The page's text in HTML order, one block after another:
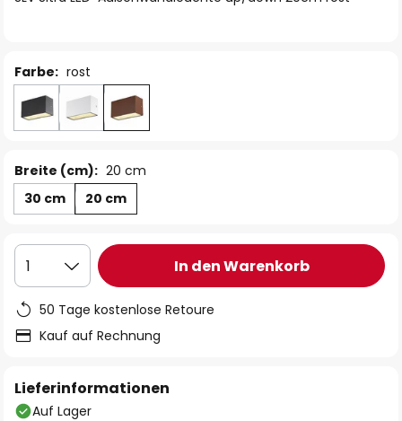
Farbe: rost
Breite (cm): 20 cm
30 cm
20 cm
1 In den Warenkorb
50 Tage kostenlose Retoure
Kauf auf Rechnung
Lieferinformationen
Auf Lager